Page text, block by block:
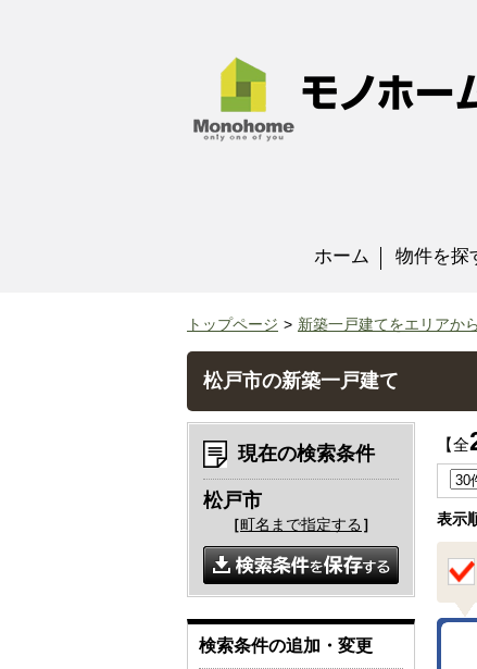
ホーム 物件を探
トップページ 新築一戸建てをエリアか
松戸市の新築一戸建て
【全
表示
現在の検索条件
松戸市
［町名まで指定する ］
検索条件の追加・変更